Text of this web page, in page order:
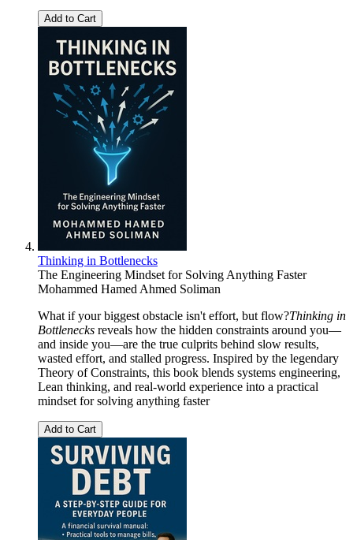
Add to Cart
Thinking in Bottlenecks
The Engineering Mindset for Solving Anything Faster
Mohammed Hamed Ahmed Soliman
What if your biggest obstacle isn't effort, but flow?Thinking in
Bottlenecks reveals how the hidden constraints around you—
and inside you—are the true culprits behind slow results,
wasted effort, and stalled progress. Inspired by the legendary
Theory of Constraints, this book blends systems engineering,
Lean thinking, and real-world experience into a practical
mindset for solving anything faster
Add to Cart